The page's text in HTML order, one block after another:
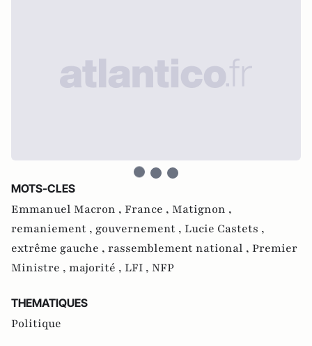
MOTS-CLES
Emmanuel Macron , France , Matignon ,
remaniement , gouvernement , Lucie Castets ,
extrême gauche , rassemblement national , Premier
Ministre , majorité , LFI , NFP
THEMATIQUES
Politique